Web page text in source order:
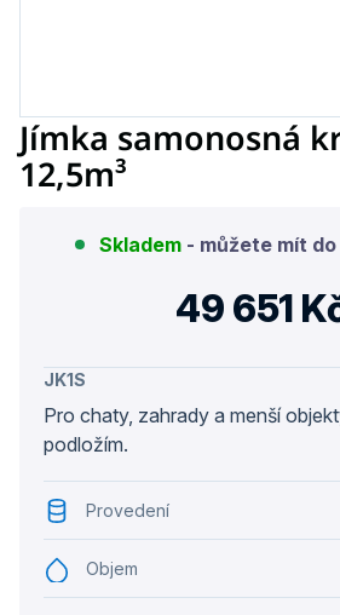
Jímka samonosná
12,5m³
Skladem - můžete mít do
49 651
JK1S
Pro chaty, zahrady a menší
podložím.
Provedení
Objem